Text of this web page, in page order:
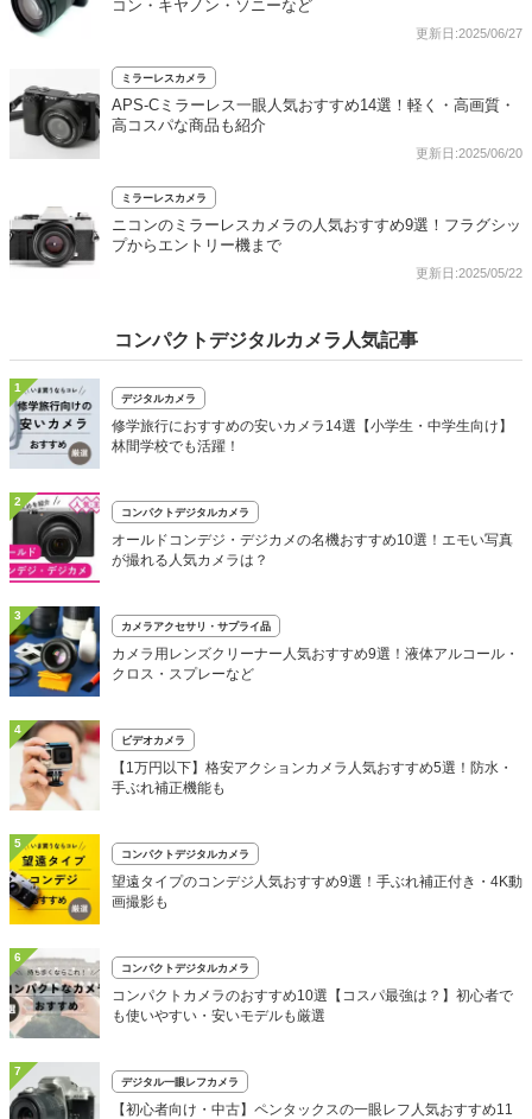
コン・キヤノン・ソニーなど
更新日:2025/06/27
ミラーレスカメラ
APS-Cミラーレス一眼人気おすすめ14選！軽く・高画質・
高コスパな商品も紹介
更新日:2025/06/20
ミラーレスカメラ
ニコンのミラーレスカメラの人気おすすめ9選！フラグシッ
プからエントリー機まで
更新日:2025/05/22
コンパクトデジタルカメラ人気記事
1
デジタルカメラ
修学旅行におすすめの安いカメラ14選【小学生・中学生向け】
林間学校でも活躍！
2
コンパクトデジタルカメラ
オールドコンデジ・デジカメの名機おすすめ10選！エモい写真
が撮れる人気カメラは？
3
カメラアクセサリ・サプライ品
カメラ用レンズクリーナー人気おすすめ9選！液体アルコール・
クロス・スプレーなど
4
ビデオカメラ
【1万円以下】格安アクションカメラ人気おすすめ5選！防水・
手ぶれ補正機能も
5
コンパクトデジタルカメラ
望遠タイプのコンデジ人気おすすめ9選！手ぶれ補正付き・4K動
画撮影も
6
コンパクトデジタルカメラ
コンパクトカメラのおすすめ10選【コスパ最強は？】初心者で
も使いやすい・安いモデルも厳選
7
デジタル一眼レフカメラ
【初心者向け・中古】ペンタックスの一眼レフ人気おすすめ11